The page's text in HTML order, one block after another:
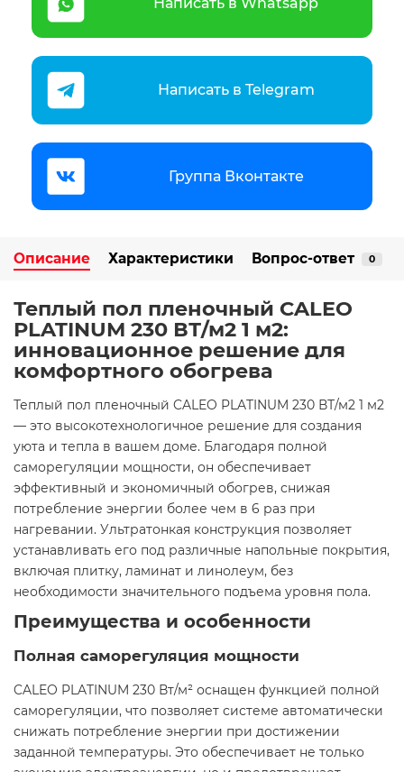
Написать в Whatsapp
Написать в Telegram
Группа Вконтакте
Описание Характеристики Вопрос-ответ 0
Теплый пол пленочный CALEO
PLATINUM 230 ВТ/м2 1 м2:
инновационное решение для
комфортного обогрева​
Теплый пол пленочный CALEO PLATINUM 230 ВТ/м2 1 м2
— это высокотехнологичное решение для создания
уюта и тепла в вашем доме. Благодаря полной
саморегуляции мощности, он обеспечивает
эффективный и экономичный обогрев, снижая
потребление энергии более чем в 6 раз при
нагревании. Ультратонкая конструкция позволяет
устанавливать его под различные напольные покрытия,
включая плитку, ламинат и линолеум, без
необходимости значительного подъема уровня пола.​
Преимущества и особенности
Полная саморегуляция мощности
CALEO PLATINUM 230 Вт/м² оснащен функцией полной
саморегуляции, что позволяет системе автоматически
снижать потребление энергии при достижении
заданной температуры. Это обеспечивает не только